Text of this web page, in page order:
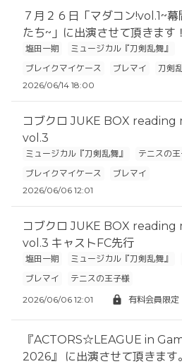
７月２６日「マダコン!vol.1~
たち~」に出演させて頂きます！
塩田一期
ミュージカル『刀剣乱舞』
ブレイクマイケース
ブレマイ
刀剣
2026/06/14 18:00
コブクロ JUKE BOX reading
vol.3
ミュージカル『刀剣乱舞』 テニスの
ブレイクマイケース
ブレマイ
2026/06/06 12:01
コブクロ JUKE BOX reading
vol.3 キャストFC先行
塩田一期 ミュージカル『刀剣乱舞』
ブレマイ
テニスの王子様
2026/06/06 12:01
有料会員限定
『ACTORS☆LEAGUE in
2026』 に出演させて頂きま